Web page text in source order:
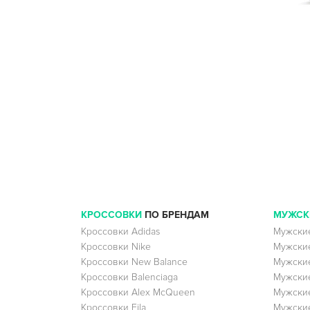
КРОССОВКИ ПО БРЕНДАМ
Кроссовки Adidas
Кроссовки Nike
Кроссовки New Balance
Кроссовки Balenciaga
Кроссовки Alex McQueen
Кроссовки Fila